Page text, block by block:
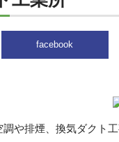
facebook
調や排煙、換気ダクト